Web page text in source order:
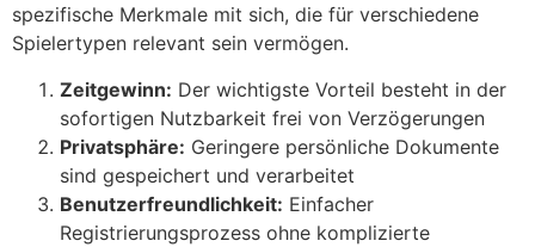
spezifische Merkmale mit sich, die für verschiedene
Spielertypen relevant sein vermögen.
Zeitgewinn: Der wichtigste Vorteil besteht in der
sofortigen Nutzbarkeit frei von Verzögerungen
Privatsphäre: Geringere persönliche Dokumente
sind gespeichert und verarbeitet
Benutzerfreundlichkeit: Einfacher
Registrierungsprozess ohne komplizierte